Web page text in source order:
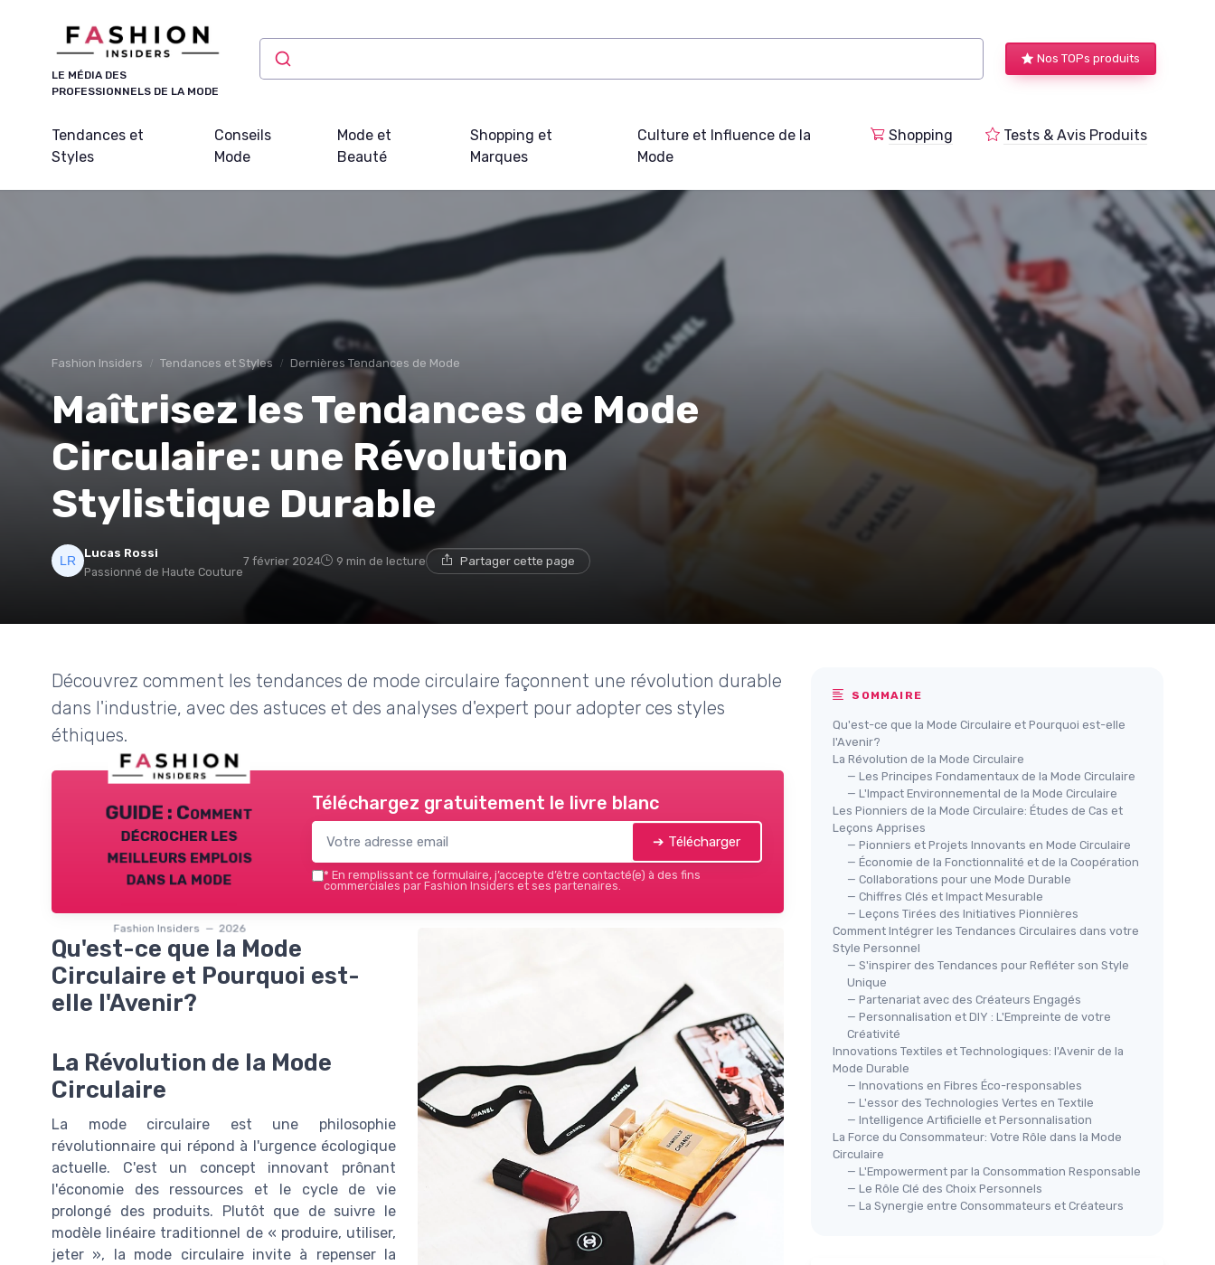
LE MÉDIA DES
PROFESSIONNELS DE LA MODE
Nos TOPs produits
Tendances et
Styles
Conseils
Mode
Mode et
Beauté
Shopping et
Marques
Culture et Influence de la
Mode
Shopping Tests & Avis Produits
Fashion Insiders Tendances et Styles Dernières Tendances de Mode
Maîtrisez les Tendances de Mode
Circulaire: une Révolution
Stylistique Durable
Lucas Rossi
Passionné de Haute Couture
7 février 2024 9 min de lecture Partager cette page
Découvrez comment les tendances de mode circulaire façonnent une révolution durable
dans l'industrie, avec des astuces et des analyses d'expert pour adopter ces styles
éthiques.
GUIDE : Comment
décrocher les
meilleurs emplois
dans la mode
Fashion Insiders — 2026
Téléchargez gratuitement le livre blanc
➔ Télécharger
* En remplissant ce formulaire, j’accepte d’être contacté(e) à des fins
commerciales par Fashion Insiders et ses partenaires.
Qu'est-ce que la Mode
Circulaire et Pourquoi est-
elle l'Avenir?
La Révolution de la Mode
Circulaire
La mode circulaire est une philosophie
révolutionnaire qui répond à l'urgence écologique
actuelle. C'est un concept innovant prônant
l'économie des ressources et le cycle de vie
prolongé des produits. Plutôt que de suivre le
modèle linéaire traditionnel de « produire, utiliser,
jeter », la mode circulaire invite à repenser la
SOMMAIRE
Qu'est-ce que la Mode Circulaire et Pourquoi est-elle
l'Avenir?
La Révolution de la Mode Circulaire
— Les Principes Fondamentaux de la Mode Circulaire
— L'Impact Environnemental de la Mode Circulaire
Les Pionniers de la Mode Circulaire: Études de Cas et
Leçons Apprises
— Pionniers et Projets Innovants en Mode Circulaire
— Économie de la Fonctionnalité et de la Coopération
— Collaborations pour une Mode Durable
— Chiffres Clés et Impact Mesurable
— Leçons Tirées des Initiatives Pionnières
Comment Intégrer les Tendances Circulaires dans votre
Style Personnel
— S'inspirer des Tendances pour Refléter son Style
Unique
— Partenariat avec des Créateurs Engagés
— Personnalisation et DIY : L'Empreinte de votre
Créativité
Innovations Textiles et Technologiques: l'Avenir de la
Mode Durable
— Innovations en Fibres Éco-responsables
— L'essor des Technologies Vertes en Textile
— Intelligence Artificielle et Personnalisation
La Force du Consommateur: Votre Rôle dans la Mode
Circulaire
— L'Empowerment par la Consommation Responsable
— Le Rôle Clé des Choix Personnels
— La Synergie entre Consommateurs et Créateurs